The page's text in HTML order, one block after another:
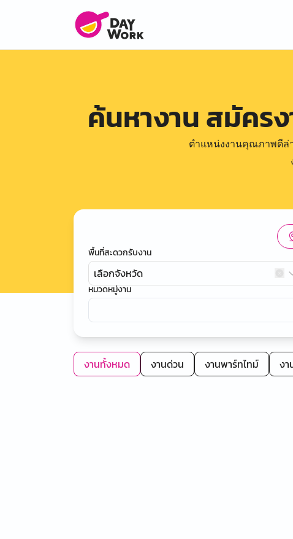
ค้นหางาน สมัคร
ตำแหน่งงานคุณภาพดีล่
พื้นที่สะดวกรับงาน
เลือกจังหวัด
หมวดหมู่งาน
งานทั้งหมด งานด่วน งานพาร์ทไทม์ งา